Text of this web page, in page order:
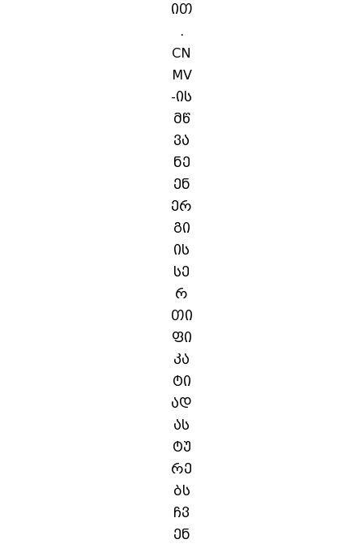
ით
.
CN
MV
-ის
მწ
ვა
ნე
ენ
ერ
გი
ის
სე
რ
თი
ფი
კა
ტი
ად
ას
ტუ
რე
ბს
ჩვ
ენ